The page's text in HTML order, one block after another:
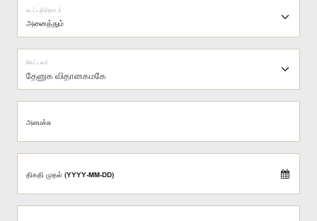
கூட்டத்தொடர்
தேனுக விதானகமகே
கேட்டவர்
அமைச்சு
திகதி முதல் (YYYY-MM-DD)